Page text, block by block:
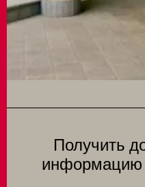
Получить
информацию